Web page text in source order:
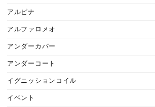
アルピナ
アルファロメオ
アンダーカバー
アンダーコート
イグニッションコイル
イベント